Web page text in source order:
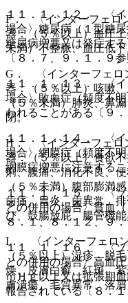
F． 〈インターフェロ
器：（５％以上）血圧
未満）不整脈、血圧低下
G． 〈インターフェロ
器：（５％以上）咳嗽
（５％未満）肺炎、鼻
閉。
H． 〈インターフェロ
器：（５％以上）食欲
痢、腹痛、消化不良、
（５％未満）腹部膨満
歯痛、胃炎、歯異常、
び、鼓腸放屁、腸管機
I． 〈インターフェロ
（５％以上）湿疹、脱
燥、皮膚白癬、紅斑、
膚潰瘍、毛質異常、落
１１．１．１２． 〈
場合〉糖尿病（１型糖
糖尿病増悪又は発症す
〔８．７、９．１．９参
１１．１．１３． 〈
場合〉敗血症（頻度不
われることがある〔９．
１１．１．１４． 〈
場合〉網膜症（頻度不
網膜症増悪に注意する
１１．１．１５． 〈ソ
との併用の場合〉貧血
８．１、８．１２、９
１１．１．１６． 〈ソ
との併用の場合〉高血
ｍＨｇ以上又は拡張期
報告されている〔８．